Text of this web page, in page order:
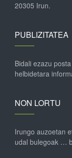
20305 Irun.
PUBLIZITATEA
Bidali ezazu
helbidetara
NON LORTU
Irungo auzoetan
udal bulegoak …